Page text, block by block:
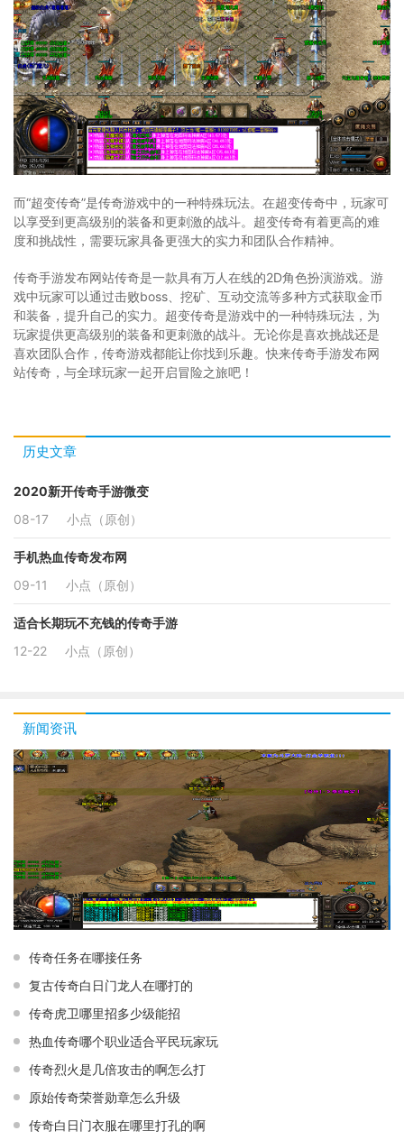
而“超变传奇”是传奇游戏中的一种特殊玩法。在超变传奇中，玩家可
以享受到更高级别的装备和更刺激的战斗。超变传奇有着更高的难
度和挑战性，需要玩家具备更强大的实力和团队合作精神。
传奇手游发布网站传奇是一款具有万人在线的2D角色扮演游戏。游
戏中玩家可以通过击败boss、挖矿、互动交流等多种方式获取金币
和装备，提升自己的实力。超变传奇是游戏中的一种特殊玩法，为
玩家提供更高级别的装备和更刺激的战斗。无论你是喜欢挑战还是
喜欢团队合作，传奇游戏都能让你找到乐趣。快来传奇手游发布网
站传奇，与全球玩家一起开启冒险之旅吧！
历史文章
2020新开传奇手游微变
08-17
小点（原创）
手机热血传奇发布网
09-11
小点（原创）
适合长期玩不充钱的传奇手游
12-22
小点（原创）
新闻资讯
传奇任务在哪接任务
复古传奇白日门龙人在哪打的
传奇虎卫哪里招多少级能招
热血传奇哪个职业适合平民玩家玩
传奇烈火是几倍攻击的啊怎么打
原始传奇荣誉勋章怎么升级
传奇白日门衣服在哪里打孔的啊